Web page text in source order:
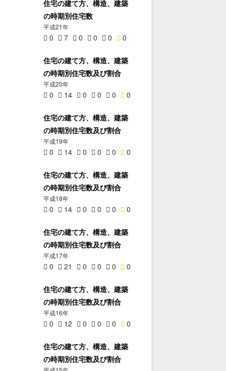
住宅の建て方、構造、建築
の時期別住宅数
平成21年
0 7 0 0 0 0
住宅の建て方、構造、建築
の時期別住宅数及び割合
平成20年
0 14 0 0 0 0
住宅の建て方、構造、建築
の時期別住宅数及び割合
平成19年
0 14 0 0 0 0
住宅の建て方、構造、建築
の時期別住宅数及び割合
平成18年
0 14 0 0 0 0
住宅の建て方、構造、建築
の時期別住宅数及び割合
平成17年
0 21 0 0 0 0
住宅の建て方、構造、建築
の時期別住宅数及び割合
平成16年
0 12 0 0 0 0
住宅の建て方、構造、建築
の時期別住宅数及び割合